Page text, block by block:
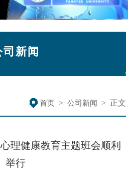
司新闻
首页 > 公司新闻 > 正文
理健康教育主题班会顺利
举行